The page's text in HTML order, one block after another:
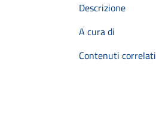
Descrizione
A cura di
Contenuti correlati